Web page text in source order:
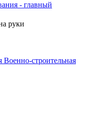
- главный
руки
строительная